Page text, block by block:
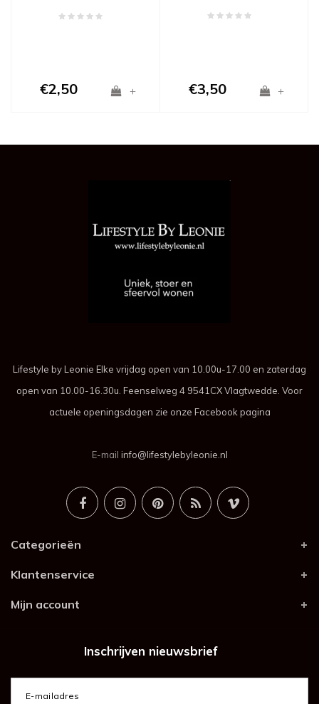
€2,50 + €3,50 +
Lifestyle by Leonie Elke vrijdag open van 10.00u-17.00 en zaterdag
open van 10.00-16.30u. Feenselweg 4 9541CX Vlagtwedde. Voor
actuele openingsdagen zie onze Facebook pagina
E-mail info@lifestylebyleonie.nl
Categorieën
Klantenservice
Mijn account
Inschrijven nieuwsbrief